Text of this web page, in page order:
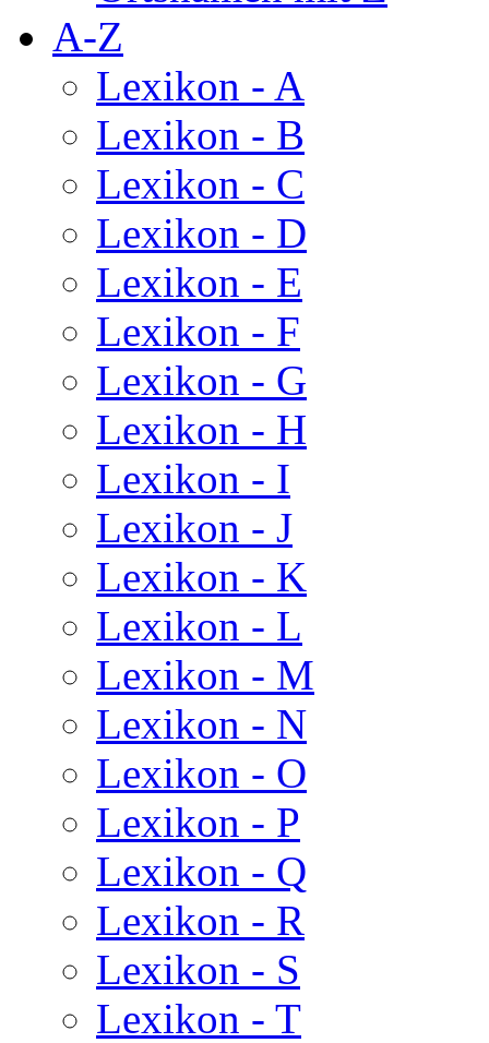
A-Z
Lexikon - A
Lexikon - B
Lexikon - C
Lexikon - D
Lexikon - E
Lexikon - F
Lexikon - G
Lexikon - H
Lexikon - I
Lexikon - J
Lexikon - K
Lexikon - L
Lexikon - M
Lexikon - N
Lexikon - O
Lexikon - P
Lexikon - Q
Lexikon - R
Lexikon - S
Lexikon - T